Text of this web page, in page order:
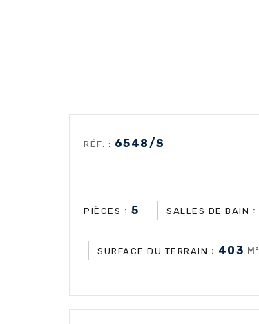
RÉF. : 6548/S
PIÈCES : 5 SALLES DE BAIN :
SURFACE DU TERRAIN : 403 M²